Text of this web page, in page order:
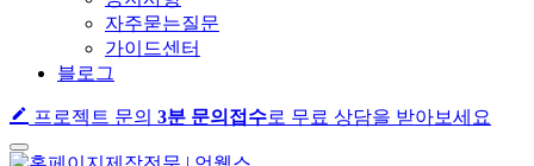
자주묻는질문
가이드센터
블로그
프로젝트 문의 3분 문의접수로 무료 상담을 받아보세요